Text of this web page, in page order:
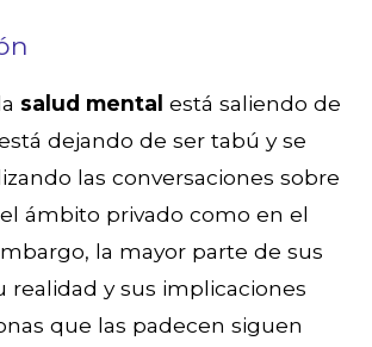
salud mental está saliendo de
dejando de ser tabú y se
las conversaciones sobre
ámbito privado como en el
la mayor parte de sus
realidad y sus implicaciones
que las padecen siguen